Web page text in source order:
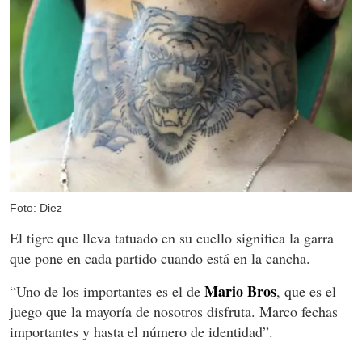
Foto: Diez
El tigre que lleva tatuado en su cuello significa la garra
que pone en cada partido cuando está en la cancha.
“Uno de los importantes es el de Mario Bros, que es el
juego que la mayoría de nosotros disfruta. Marco fechas
importantes y hasta el número de identidad”.